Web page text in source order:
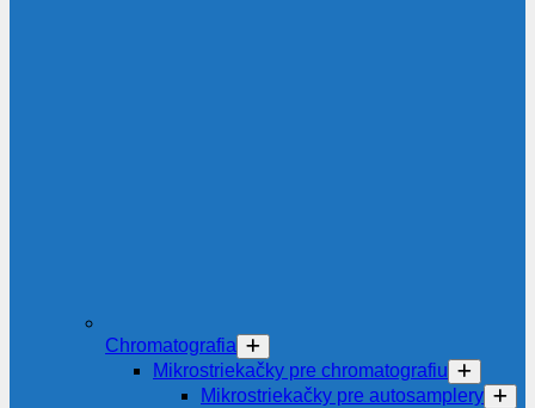
Chromatografia
Mikrostriekačky pre chromatografiu
Mikrostriekačky pre autosamplery